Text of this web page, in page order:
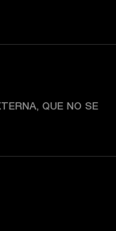
QUE NO SE